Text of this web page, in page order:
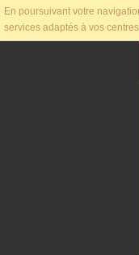
En poursuivant votre
services adaptés à vos centres